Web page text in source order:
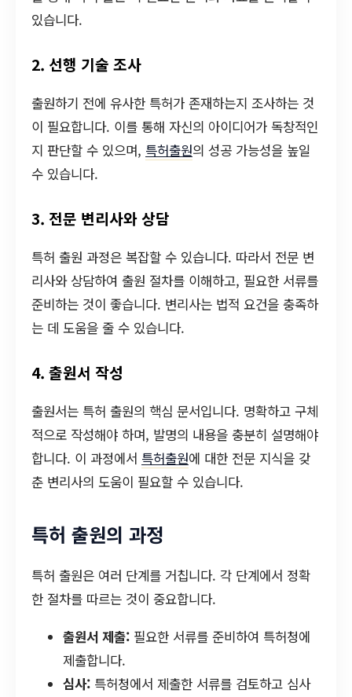
있습니다.
2. 선행 기술 조사
출원하기 전에 유사한 특허가 존재하는지 조사하는 것
이 필요합니다. 이를 통해 자신의 아이디어가 독창적인
지 판단할 수 있으며, 특허출원의 성공 가능성을 높일
수 있습니다.
3. 전문 변리사와 상담
특허 출원 과정은 복잡할 수 있습니다. 따라서 전문 변
리사와 상담하여 출원 절차를 이해하고, 필요한 서류를
준비하는 것이 좋습니다. 변리사는 법적 요건을 충족하
는 데 도움을 줄 수 있습니다.
4. 출원서 작성
출원서는 특허 출원의 핵심 문서입니다. 명확하고 구체
적으로 작성해야 하며, 발명의 내용을 충분히 설명해야
합니다. 이 과정에서 특허출원에 대한 전문 지식을 갖
춘 변리사의 도움이 필요할 수 있습니다.
특허 출원의 과정
특허 출원은 여러 단계를 거칩니다. 각 단계에서 정확
한 절차를 따르는 것이 중요합니다.
출원서 제출: 필요한 서류를 준비하여 특허청에
제출합니다.
심사: 특허청에서 제출한 서류를 검토하고 심사